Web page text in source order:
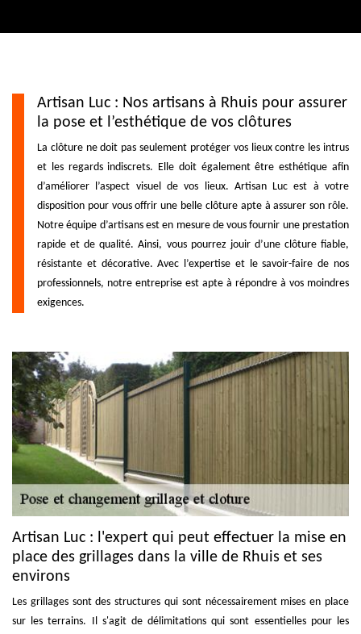
Artisan Luc : Nos artisans à Rhuis pour assurer
la pose et l’esthétique de vos clôtures
La clôture ne doit pas seulement protéger vos lieux contre les intrus
et les regards indiscrets. Elle doit également être esthétique afin
d’améliorer l’aspect visuel de vos lieux. Artisan Luc est à votre
disposition pour vous offrir une belle clôture apte à assurer son rôle.
Notre équipe d’artisans est en mesure de vous fournir une prestation
rapide et de qualité. Ainsi, vous pourrez jouir d’une clôture fiable,
résistante et décorative. Avec l’expertise et le savoir-faire de nos
professionnels, notre entreprise est apte à répondre à vos moindres
exigences.
Artisan Luc : l'expert qui peut effectuer la mise en
place des grillages dans la ville de Rhuis et ses
environs
Les grillages sont des structures qui sont nécessairement mises en place
sur les terrains. Il s'agit de délimitations qui sont essentielles pour les